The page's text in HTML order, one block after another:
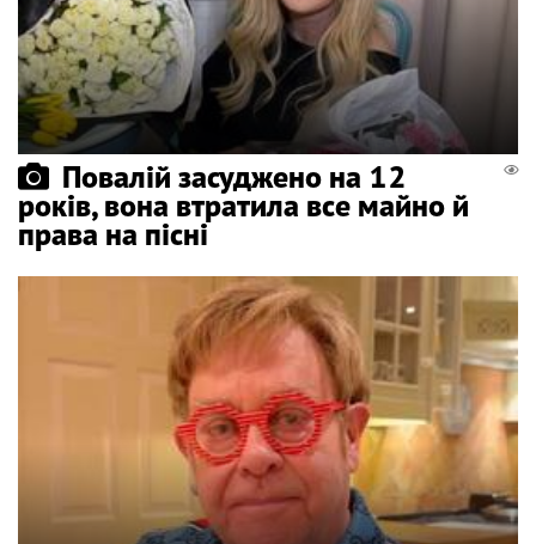
Повалій засуджено на 12
років, вона втратила все майно й
права на пісні